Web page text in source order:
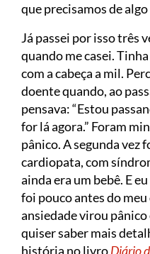
que precisamos de algo
Já passei por isso três
quando me casei.
com a cabeça a mil.
doente quando, ao
pensava: “Estou
for lá agora.” Foram
pânico. A segunda vez
cardiopata, com
ainda era um bebê. E
foi pouco antes do
ansiedade virou pânico
quiser saber mais
história no livroDiário